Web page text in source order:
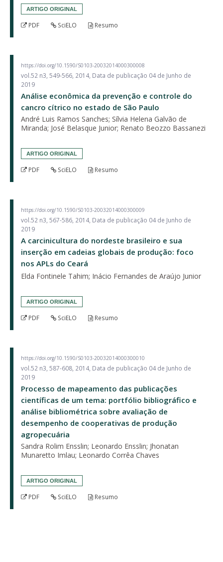
ARTIGO ORIGINAL
PDF SciELO Resumo
https://doi.org/10.1590/S0103-20032014000300008
vol.52 n3, 549-566, 2014, Data de publicação 04 de Junho de
2019
Análise econômica da prevenção e controle do
cancro cítrico no estado de São Paulo
André Luis Ramos Sanches; Sílvia Helena Galvão de
Miranda; José Belasque Junior; Renato Beozzo Bassanezi
ARTIGO ORIGINAL
PDF SciELO Resumo
https://doi.org/10.1590/S0103-20032014000300009
vol.52 n3, 567-586, 2014, Data de publicação 04 de Junho de
2019
A carcinicultura do nordeste brasileiro e sua
inserção em cadeias globais de produção: foco
nos APLs do Ceará
Elda Fontinele Tahim; Inácio Fernandes de Araújo Junior
ARTIGO ORIGINAL
PDF SciELO Resumo
https://doi.org/10.1590/S0103-20032014000300010
vol.52 n3, 587-608, 2014, Data de publicação 04 de Junho de
2019
Processo de mapeamento das publicações
científicas de um tema: portfólio bibliográfico e
análise bibliométrica sobre avaliação de
desempenho de cooperativas de produção
agropecuária
Sandra Rolim Ensslin; Leonardo Ensslin; Jhonatan
Munaretto Imlau; Leonardo Corrêa Chaves
ARTIGO ORIGINAL
PDF SciELO Resumo